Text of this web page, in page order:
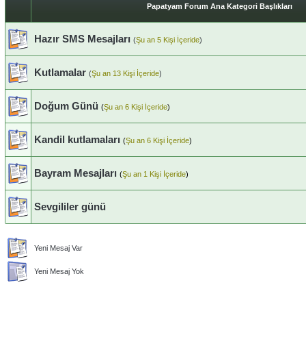
Papatyam Forum Ana Kategori Başlıkları
Hazır SMS Mesajları (Şu an 5 Kişi İçeride)
Kutlamalar (Şu an 13 Kişi İçeride)
Doğum Günü (Şu an 6 Kişi İçeride)
Kandil kutlamaları (Şu an 6 Kişi İçeride)
Bayram Mesajları (Şu an 1 Kişi İçeride)
Sevgililer günü
Yeni Mesaj Var
Yeni Mesaj Yok